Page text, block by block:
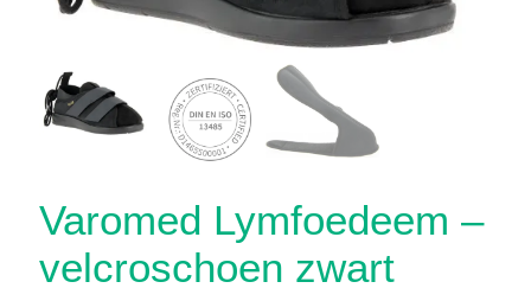
Varomed Lymfoedeem –
velcroschoen zwart